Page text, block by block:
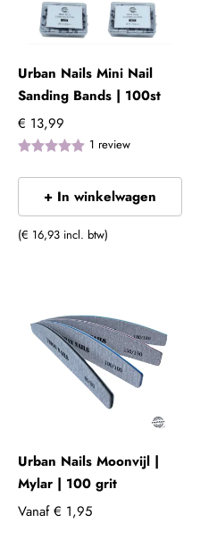
Urban Nails Mini Nail
Sanding Bands | 100st
€ 13,99
1 review
+ In winkelwagen
(€ 16,93 incl. btw)
Urban Nails Moonvijl |
Mylar | 100 grit
Vanaf € 1,95